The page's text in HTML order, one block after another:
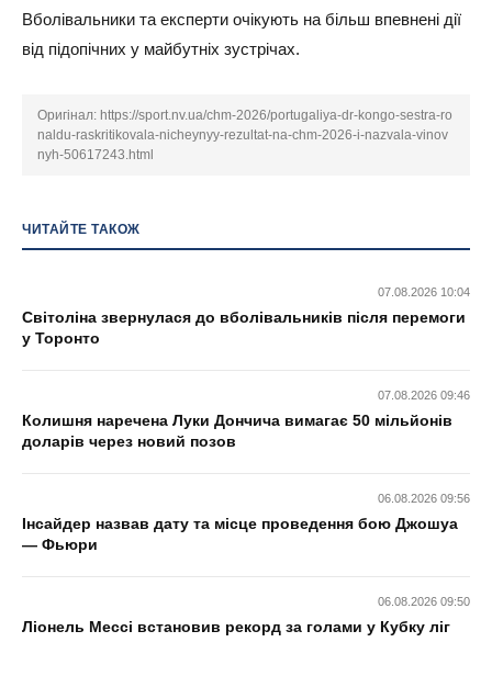
Вболівальники та експерти очікують на більш впевнені дії
від підопічних у майбутніх зустрічах.
Оригінал: https://sport.nv.ua/chm-2026/portugaliya-dr-kongo-sestra-ro
naldu-raskritikovala-nicheynyy-rezultat-na-chm-2026-i-nazvala-vinov
nyh-50617243.html
ЧИТАЙТЕ ТАКОЖ
07.08.2026 10:04
Світоліна звернулася до вболівальників після перемоги
у Торонто
07.08.2026 09:46
Колишня наречена Луки Дончича вимагає 50 мільйонів
доларів через новий позов
06.08.2026 09:56
Інсайдер назвав дату та місце проведення бою Джошуа
— Фьюри
06.08.2026 09:50
Ліонель Мессі встановив рекорд за голами у Кубку ліг